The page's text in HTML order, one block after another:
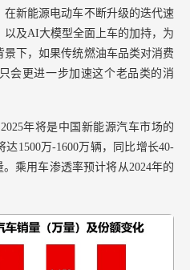
新能源电动车不断升级的迭代速
及AI大模型全面上车的加持，为
下，如果传统燃油车品类对消费
会更进一步加速这个老品类的消
2025年将是中国新能源汽车市场的
1500万-1600万辆，同比增长40-
乘用车渗透率预计将从2024年的